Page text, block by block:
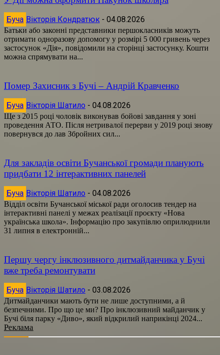
Буча Вікторія Кондратюк - 04.08.2026
Батьки або законні представники першокласників можуть
отримати одноразову допомогу у розмірі 5 000 гривень через
застосунок «Дія», повідомили на сторінці застосунку. Кошти
можна спрямувати на...
Помер Захисник з Бучі – Андрій Кравченко
Буча Вікторія Шатило - 04.08.2026
Ще з 2015 році чоловік виконував бойові завдання у зоні
проведення АТО. Після нетривалої перерви у 2019 році знову
повернувся до лав Збройних сил...
Для закладів освіти Бучанської громади планують
придбати 12 інтерактивних панелей
Буча Вікторія Шатило - 04.08.2026
Відділ освіти Бучанської міської ради оголосив тендер на
інтерактивні панелі у межах реалізації проєкту «Нова
українська школа». Інформацію про закупівлю оприлюднили
31 липня в електронній...
Першу чергу інклюзивного дитмайданчика у Бучі
вже треба ремонтувати
Буча Вікторія Шатило - 03.08.2026
Дитмайданчики мають бути не лише доступними, а й
безпечними. Про що це ми? Про інклюзивний майданчик у
Бучі біля парку «Диво», який відкрилий наприкінці 2024...
Реклама